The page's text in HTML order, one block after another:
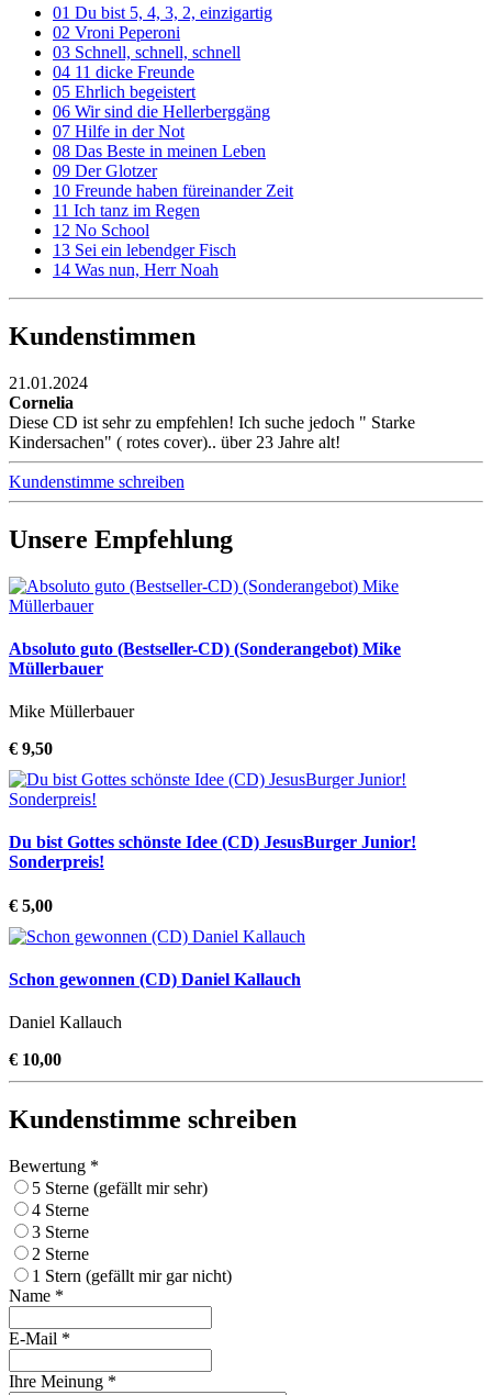
01 Du bist 5, 4, 3, 2, einzigartig
02 Vroni Peperoni
03 Schnell, schnell, schnell
04 11 dicke Freunde
05 Ehrlich begeistert
06 Wir sind die Hellerberggäng
07 Hilfe in der Not
08 Das Beste in meinen Leben
09 Der Glotzer
10 Freunde haben füreinander Zeit
11 Ich tanz im Regen
12 No School
13 Sei ein lebendger Fisch
14 Was nun, Herr Noah
Kundenstimmen
21.01.2024
Cornelia
Diese CD ist sehr zu empfehlen! Ich suche jedoch " Starke
Kindersachen" ( rotes cover).. über 23 Jahre alt!
Kundenstimme schreiben
Unsere Empfehlung
Absoluto guto (Bestseller-CD) (Sonderangebot) Mike
Müllerbauer
Mike Müllerbauer
€ 9,50
Du bist Gottes schönste Idee (CD) JesusBurger Junior!
Sonderpreis!
€ 5,00
Schon gewonnen (CD) Daniel Kallauch
Daniel Kallauch
€ 10,00
Kundenstimme schreiben
Bewertung *
5 Sterne (gefällt mir sehr)
4 Sterne
3 Sterne
2 Sterne
1 Stern (gefällt mir gar nicht)
Name *
E-Mail *
Ihre Meinung *